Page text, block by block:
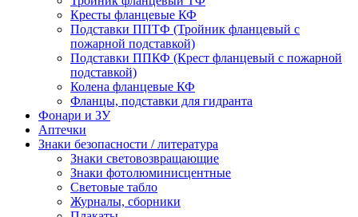
Кресты фланцевые КФ
Подставки ППТФ (Тройник фланцевый с
пожарной подставкой)
Подставки ППКФ (Крест фланцевый с пожарной
подставкой)
Колена фланцевые КФ
Фланцы, подставки для гидранта
Фонари и ЗУ
Аптечки
Знаки безопасности / литература
Знаки световозвращающие
Знаки фотолюминисцентные
Световые табло
Журналы, сборники